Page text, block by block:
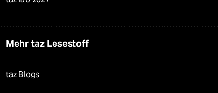
Mehr taz Lesestoff
taz Blogs